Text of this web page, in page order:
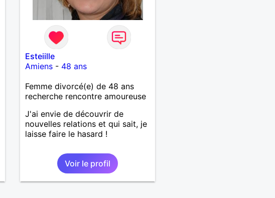
Esteiille
Amiens - 48 ans
Femme divorcé(e) de 48 ans
recherche rencontre amoureuse
J'ai envie de découvrir de
nouvelles relations et qui sait, je
laisse faire le hasard !
Voir le profil